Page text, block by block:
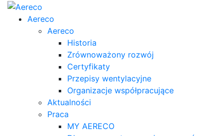
Aereco
Aereco
Historia
Zrównoważony rozwój
Certyfikaty
Przepisy wentylacyjne
Organizacje współpracujące
Aktualności
Praca
MY AERECO